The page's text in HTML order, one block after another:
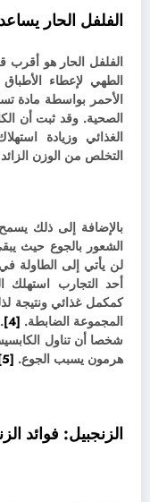
الفلفل الحار
الفلفل الحار هو أقرب
الطهي لإعطاء الأطباق
الأحمر بواسطة مادة
الصحية. وقد ثبت أن
الغذائي وزيادة
التخلص من الوزن الزائد
بالإضافة إلى ذلك
الشعور بالجوع حيث
لن يأتي إلى الطاولة
أحد التجارب استهلك
كمكمل غذائي ونتيجة
المجموعة الضابطة. [4]
شخصا أن تناول
هرمون يسبب الجوع. [5]
الزنجبيل: فوائد